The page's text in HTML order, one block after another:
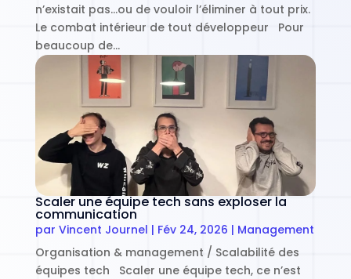
n’existait pas…ou de vouloir l’éliminer à tout prix.
Le combat intérieur de tout développeur Pour
beaucoup de…
Scaler une équipe tech sans exploser la
communication
par Vincent Journel | Fév 24, 2026 | Management
Organisation & management / Scalabilité des
équipes tech Scaler une équipe tech, ce n’est